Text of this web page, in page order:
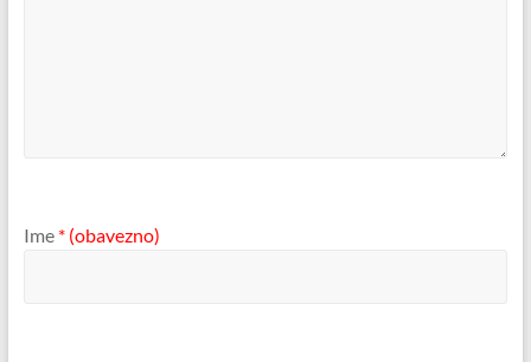
Ime * (obavezno)